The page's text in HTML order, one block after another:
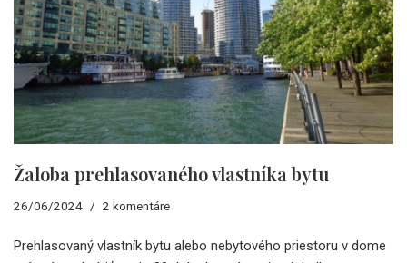
Žaloba prehlasovaného vlastníka bytu
26/06/2024 2 komentáre
Prehlasovaný vlastník bytu alebo nebytového priestoru v dome